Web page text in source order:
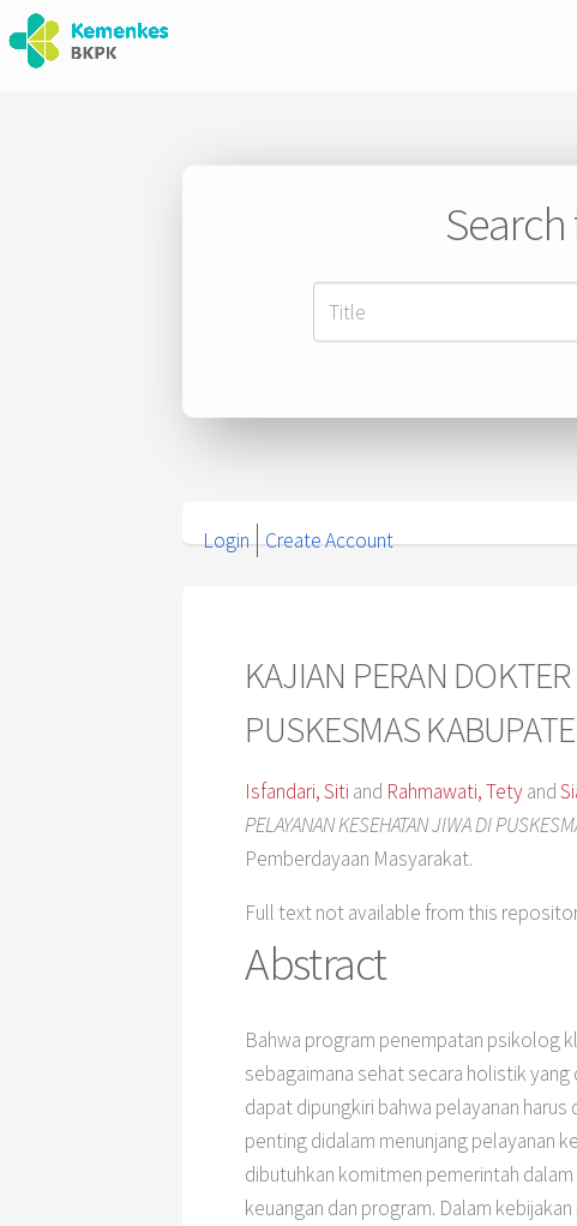
Login Create Account
KAJIAN PERAN
PUSKESMAS
Isfandari, Siti and Rahmawati, Tetyand
PELAYANAN KESEHATAN JIWA DI
Pemberdayaan Masyarakat.
Full text not available from this
Abstract
Bahwa program penempatan psikolog
sebagaimana sehat secara holistik
dapat dipungkiri bahwa pelayanan
penting didalam menunjang pelayanan
dibutuhkan komitmen pemerintah
keuangan dan program. Dalam